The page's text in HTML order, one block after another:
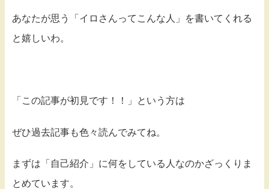
あなたが思う「イロさんってこんな人」を書いてくれる
と嬉しいわ。
「この記事が初見です！！」という方は
ぜひ過去記事も色々読んでみてね。
まずは「自己紹介」に何をしている人なのかざっくりま
とめています。